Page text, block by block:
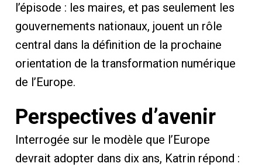
l’épisode : les maires, et pas seulement les
gouvernements nationaux, jouent un rôle
central dans la définition de la prochaine
orientation de la transformation numérique
de l’Europe.
Perspectives d’avenir
Interrogée sur le modèle que l’Europe
devrait adopter dans dix ans, Katrin répond :